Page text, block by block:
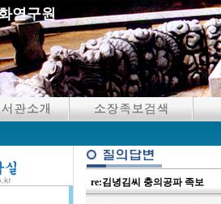
연구원
re:김녕김씨 충의공파 족보